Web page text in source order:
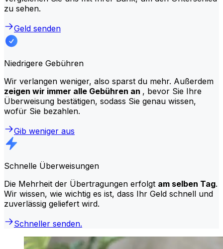
zu sehen.
Geld senden
Niedrigere Gebühren
Wir verlangen weniger, also sparst du mehr. Außerdem
zeigen wir immer alle Gebühren an , bevor Sie Ihre
Überweisung bestätigen, sodass Sie genau wissen,
wofür Sie bezahlen.
Gib weniger aus
Schnelle Überweisungen
Die Mehrheit der Übertragungen erfolgt am selben Tag.
Wir wissen, wie wichtig es ist, dass Ihr Geld schnell und
zuverlässig geliefert wird.
Schneller senden.